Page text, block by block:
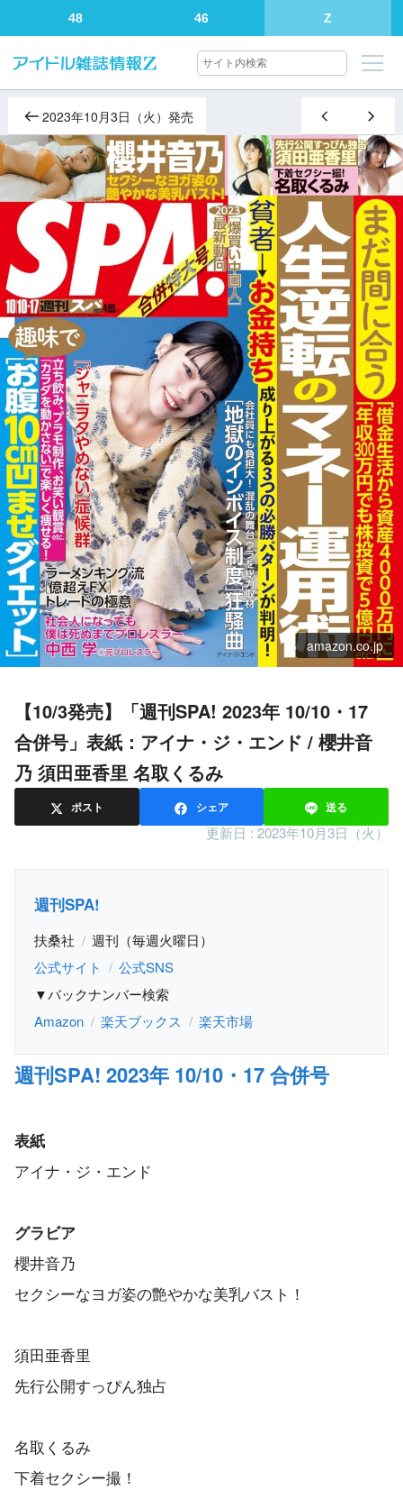
48 46 Z
2023年10月3日（火）発売
amazon.co.jp
【10/3発売】「週刊SPA! 2023年 10/10・17
合併号」表紙：アイナ・ジ・エンド / 櫻井音
乃 須田亜香里 名取くるみ
ポスト シェア 送る
更新日 :2023年10月3日（火）
週刊SPA!
扶桑社
週刊（毎週火曜日）
公式サイト
公式SNS
▼バックナンバー検索
Amazon
楽天ブックス 楽天市場
週刊SPA! 2023年 10/10・17 合併号
表紙
アイナ・ジ・エンド
グラビア
櫻井音乃
セクシーなヨガ姿の艶やかな美乳バスト！
須田亜香里
先行公開すっぴん独占
名取くるみ
下着セクシー撮！